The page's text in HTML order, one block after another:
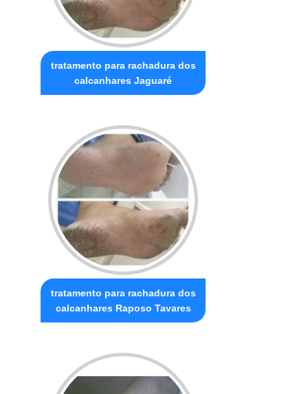
tratamento para rachadura dos
calcanhares Jaguaré
tratamento para rachadura dos
calcanhares Raposo Tavares